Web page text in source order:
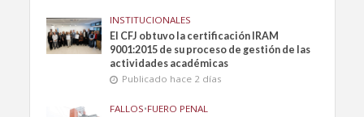
INSTITUCIONALES
El CFJ obtuvo la certificación IRAM
9001:2015 de su proceso de gestión de las
actividades académicas
Publicado hace 2 días
FALLOS•FUERO PENAL